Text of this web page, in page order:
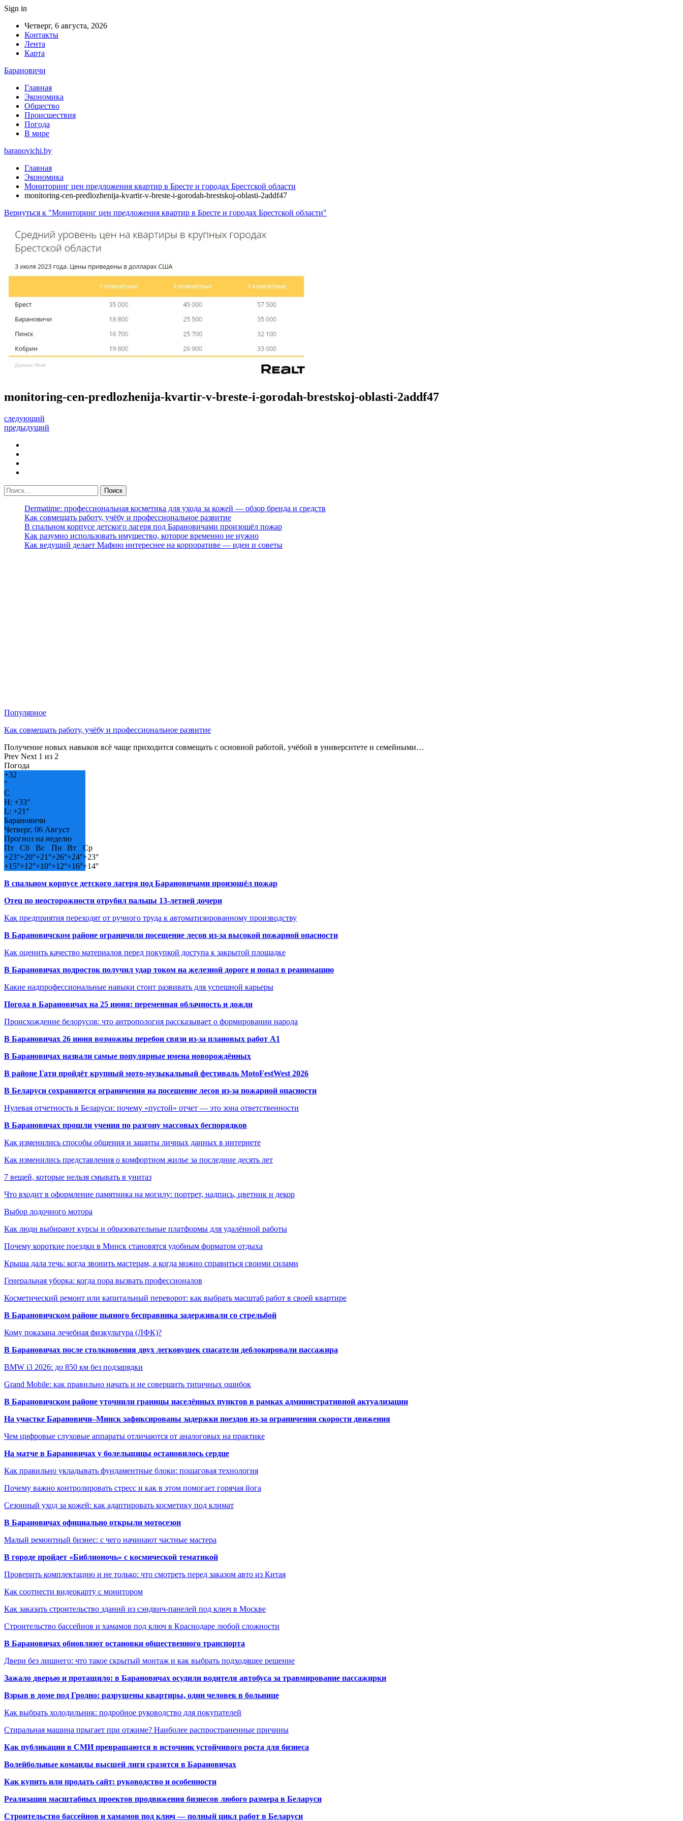
Sign in
Четверг, 6 августа, 2026
Контакты
Лента
Карта
Барановичи
Главная
Экономика
Общество
Происшествия
Погода
В мире
baranovichi.by
Главная
Экономика
Мониторинг цен предложения квартир в Бресте и городах Брестской области
monitoring-cen-predlozhenija-kvartir-v-breste-i-gorodah-brestskoj-oblasti-2addf47
Вернуться к "Мониторинг цен предложения квартир в Бресте и городах Брестской области"
monitoring-cen-predlozhenija-kvartir-v-breste-i-gorodah-brestskoj-oblasti-2addf47
следующий
предыдущий
Dermatime: профессиональная косметика для ухода за кожей — обзор бренда и средств
Как совмещать работу, учёбу и профессиональное развитие
В спальном корпусе детского лагеря под Барановичами произошёл пожар
Как разумно использовать имущество, которое временно не нужно
Как ведущий делает Мафию интереснее на корпоративе — идеи и советы
Популярное
Как совмещать работу, учёбу и профессиональное развитие
Получение новых навыков всё чаще приходится совмещать с основной работой, учёбой в университете и семейными…
Prev Next 1 из 2
Погода
+32
°
C
H: +33°
L: +21°
Барановичи
Четверг, 06 Август
Прогноз на неделю
Пт
Сб Вс Пн Вт
Ср
+23°+20°+21°+26°+24°+23°
+15°+12°+10°+12°+16°+14°
В спальном корпусе детского лагеря под Барановичами произошёл пожар
Отец по неосторожности отрубил пальцы 13-летней дочери
Как предприятия переходят от ручного труда к автоматизированному производству
В Барановичском районе ограничили посещение лесов из-за высокой пожарной опасности
Как оценить качество материалов перед покупкой доступа к закрытой площадке
В Барановичах подросток получил удар током на железной дороге и попал в реанимацию
Какие надпрофессиональные навыки стоит развивать для успешной карьеры
Погода в Барановичах на 25 июня: переменная облачность и дожди
Происхождение белорусов: что антропология рассказывает о формировании народа
В Барановичах 26 июня возможны перебои связи из-за плановых работ A1
В Барановичах назвали самые популярные имена новорождённых
В районе Гати пройдёт крупный мото-музыкальный фестиваль MotoFestWest 2026
В Беларуси сохраняются ограничения на посещение лесов из-за пожарной опасности
Нулевая отчетность в Беларуси: почему «пустой» отчет — это зона ответственности
В Барановичах прошли учения по разгону массовых беспорядков
Как изменились способы общения и защиты личных данных в интернете
Как изменились представления о комфортном жилье за последние десять лет
7 вещей, которые нельзя смывать в унитаз
Что входит в оформление памятника на могилу: портрет, надпись, цветник и декор
Выбор лодочного мотора
Как люди выбирают курсы и образовательные платформы для удалённой работы
Почему короткие поездки в Минск становятся удобным форматом отдыха
Крыша дала течь: когда звонить мастерам, а когда можно справиться своими силами
Генеральная уборка: когда пора вызвать профессионалов
Косметический ремонт или капитальный переворот: как выбрать масштаб работ в своей квартире
В Барановичском районе пьяного бесправника задерживали со стрельбой
Кому показана лечебная физкультура (ЛФК)?
В Барановичах после столкновения двух легковушек спасатели деблокировали пассажира
BMW i3 2026: до 850 км без подзарядки
Grand Mobile: как правильно начать и не совершить типичных ошибок
В Барановичском районе уточнили границы населённых пунктов в рамках административной актуализации
На участке Барановичи–Минск зафиксированы задержки поездов из-за ограничения скорости движения
Чем цифровые слуховые аппараты отличаются от аналоговых на практике
На матче в Барановичах у болельщицы остановилось сердце
Как правильно укладывать фундаментные блоки: пошаговая технология
Почему важно контролировать стресс и как в этом помогает горячая йога
Сезонный уход за кожей: как адаптировать косметику под климат
В Барановичах официально открыли мотосезон
Малый ремонтный бизнес: с чего начинают частные мастера
В городе пройдет «Библионочь» с космической тематикой
Проверить комплектацию и не только: что смотреть перед заказом авто из Китая
Как соотнести видеокарту с монитором
Как заказать строительство зданий из сэндвич-панелей под ключ в Москве
Строительство бассейнов и хамамов под ключ в Краснодаре любой сложности
В Барановичах обновляют остановки общественного транспорта
Двери без лишнего: что такое скрытый монтаж и как выбрать подходящее решение
Зажало дверью и протащило: в Барановичах осудили водителя автобуса за травмирование пассажирки
Взрыв в доме под Гродно: разрушены квартиры, один человек в больнице
Как выбрать холодильник: подробное руководство для покупателей
Стиральная машина прыгает при отжиме? Наиболее распространенные причины
Как публикации в СМИ превращаются в источник устойчивого роста для бизнеса
Волейбольные команды высшей лиги сразятся в Барановичах
Как купить или продать сайт: руководство и особенности
Реализация масштабных проектов продвижения бизнесов любого размера в Беларуси
Строительство бассейнов и хамамов под ключ — полный цикл работ в Беларуси